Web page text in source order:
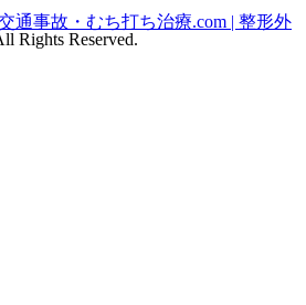
通事故・むち打ち治療.com | 整形外
Rights Reserved.